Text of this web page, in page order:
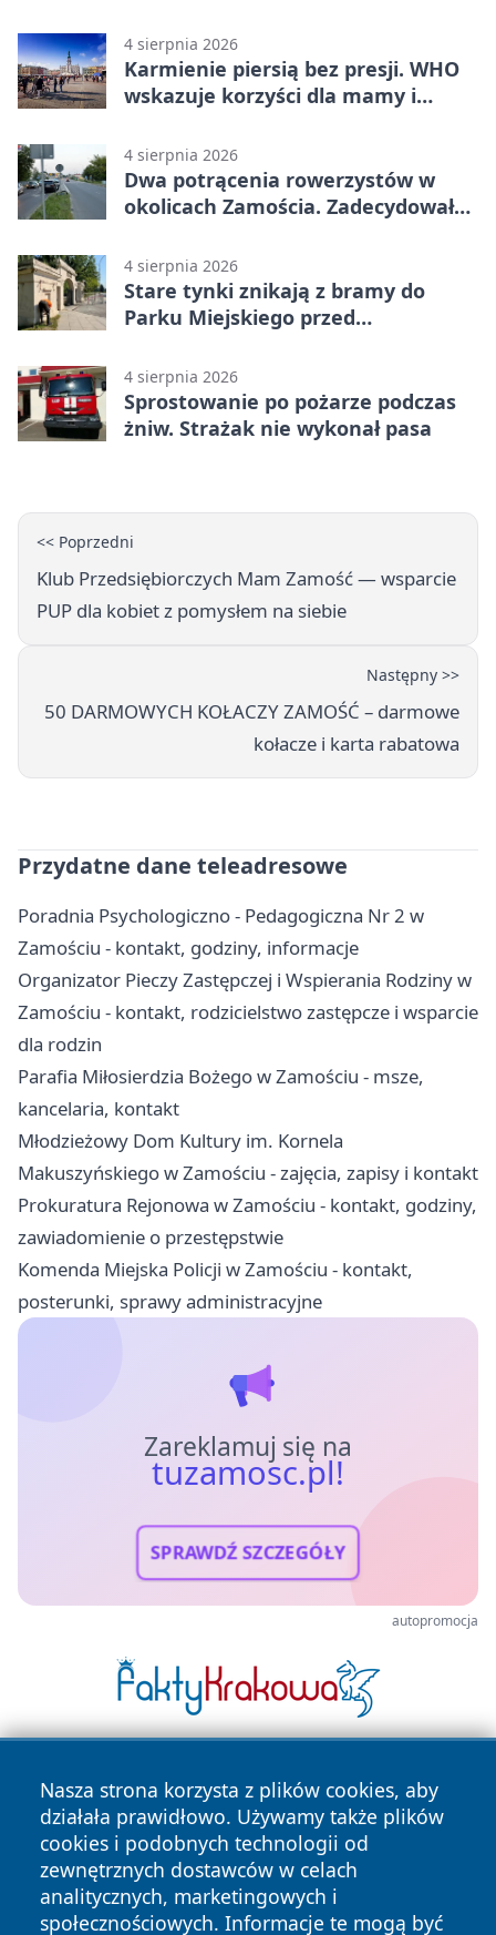
4 sierpnia 2026
Karmienie piersią bez presji. WHO
wskazuje korzyści dla mamy i
4 sierpnia 2026
Dwa potrącenia rowerzystów w
okolicach Zamościa. Zadecydowało
4 sierpnia 2026
Stare tynki znikają z bramy do
Parku Miejskiego przed
4 sierpnia 2026
Sprostowanie po pożarze podczas
żniw. Strażak nie wykonał pasa
<< Poprzedni
Klub Przedsiębiorczych Mam Zamość — wsparcie
PUP dla kobiet z pomysłem na siebie
Następny >>
50 DARMOWYCH KOŁACZY ZAMOŚĆ – darmowe
kołacze i karta rabatowa
Przydatne dane teleadresowe
Poradnia Psychologiczno - Pedagogiczna Nr 2 w
Zamościu - kontakt, godziny, informacje
Organizator Pieczy Zastępczej i Wspierania Rodziny w
Zamościu - kontakt, rodzicielstwo zastępcze i wsparcie
dla rodzin
Parafia Miłosierdzia Bożego w Zamościu - msze,
kancelaria, kontakt
Młodzieżowy Dom Kultury im. Kornela
Makuszyńskiego w Zamościu - zajęcia, zapisy i kontakt
Prokuratura Rejonowa w Zamościu - kontakt, godziny,
zawiadomienie o przestępstwie
Komenda Miejska Policji w Zamościu - kontakt,
posterunki, sprawy administracyjne
Zareklamuj się na
tuzamosc.pl!
SPRAWDŹ SZCZEGÓŁY
autopromocja
Nasza strona korzysta z plików cookies, aby
działała prawidłowo. Używamy także plików
cookies i podobnych technologii od
zewnętrznych dostawców w celach
analitycznych, marketingowych i
społecznościowych. Informacje te mogą być
Copyright © 2026 tuzamosc.pl Wszystkie prawa zastrzeżone.